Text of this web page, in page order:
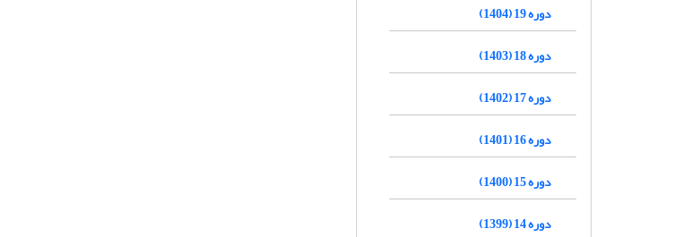
دوره 19 (1404)
دوره 18 (1403)
دوره 17 (1402)
دوره 16 (1401)
دوره 15 (1400)
دوره 14 (1399)